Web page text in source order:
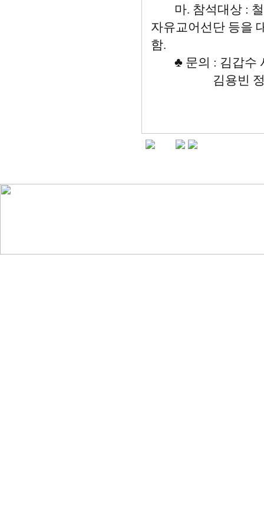
마. 참석대상 : 철
자유교어선단 등을
함.
♣ 문의 : 김갑수 사
김용빈 정책교